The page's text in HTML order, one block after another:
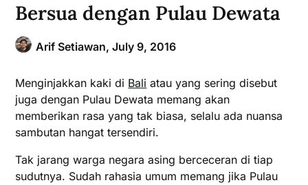
Bersua dengan Pulau Dewata
Arif Setiawan,July 9, 2016
Menginjakkan kaki di Bali atau yang sering disebut
juga dengan Pulau Dewata memang akan
memberikan rasa yang tak biasa, selalu ada nuansa
sambutan hangat tersendiri.
Tak jarang warga negara asing berceceran di tiap
sudutnya. Sudah rahasia umum memang jika Pulau